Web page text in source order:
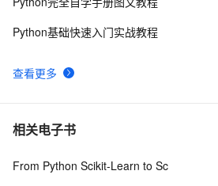
查看更多
Python基础快速入门实战教程
相关电子书
From Python Scikit-Learn to Sc